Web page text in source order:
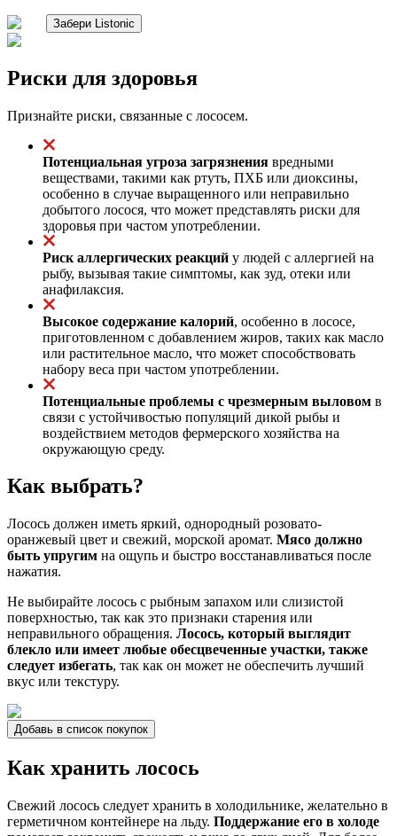
Забери Listonic
Риски для здоровья
Признайте риски, связанные с лососем.
Потенциальная угроза загрязнения вредными
веществами, такими как ртуть, ПХБ или диоксины,
особенно в случае выращенного или неправильно
добытого лосося, что может представлять риски для
здоровья при частом употреблении.
Риск аллергических реакций у людей с аллергией на
рыбу, вызывая такие симптомы, как зуд, отеки или
анафилаксия.
Высокое содержание калорий, особенно в лососе,
приготовленном с добавлением жиров, таких как масло
или растительное масло, что может способствовать
набору веса при частом употреблении.
Потенциальные проблемы с чрезмерным выловом в
связи с устойчивостью популяций дикой рыбы и
воздействием методов фермерского хозяйства на
окружающую среду.
Как выбрать?
Лосось должен иметь яркий, однородный розовато-
оранжевый цвет и свежий, морской аромат. Мясо должно
быть упругим на ощупь и быстро восстанавливаться после
нажатия.
Не выбирайте лосось с рыбным запахом или слизистой
поверхностью, так как это признаки старения или
неправильного обращения. Лосось, который выглядит
блекло или имеет любые обесцвеченные участки, также
следует избегать, так как он может не обеспечить лучший
вкус или текстуру.
Добавь в список покупок
Как хранить лосось
Свежий лосось следует хранить в холодильнике, желательно в
герметичном контейнере на льду. Поддержание его в холоде